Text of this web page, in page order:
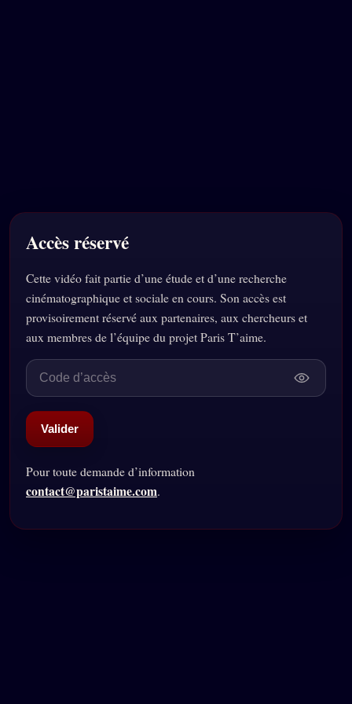
Accès réservé
Cette vidéo fait partie d’une étude et d’une recherche
cinématographique et sociale en cours. Son accès est
provisoirement réservé aux partenaires, aux chercheurs et
aux membres de l’équipe du projet Paris T’aime.
Valider
Pour toute demande d’information
contact@paristaime.com.